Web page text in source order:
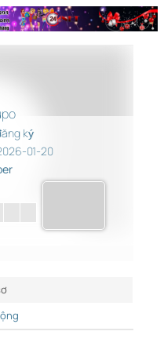
ký
01-20